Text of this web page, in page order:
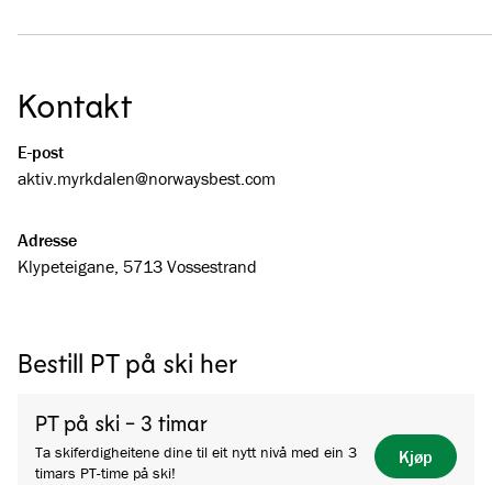
Kontakt
E-post
aktiv.myrkdalen@­norwaysbest.com
Adresse
Klypeteigane, 5713 Vossestrand
Bestill PT på ski her
PT på ski - 3 timar
Ta skiferdigheitene dine til eit nytt nivå med ein 3
timars PT-time på ski!
Kjøp